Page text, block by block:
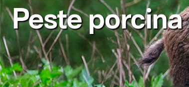
Peste